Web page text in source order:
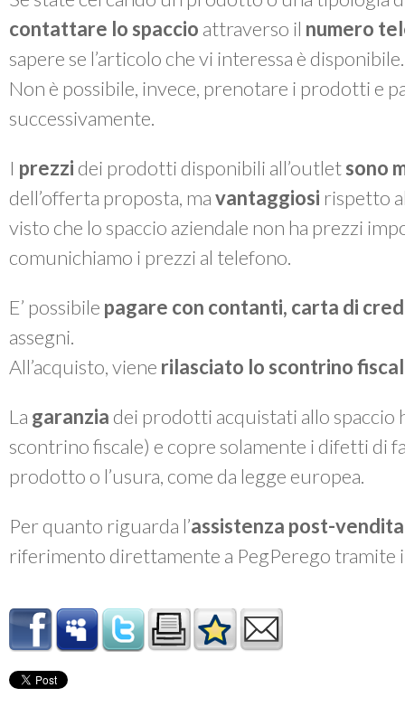
contattare lo spaccio attraverso il numero
sapere se l’articolo che vi interessa è disponibile.
Non è possibile, invece, prenotare i prodotti e
successivamente.
I prezzi dei prodotti disponibili all’outletsono
dell’offerta proposta, mavantaggiosi rispetto
visto che lo spaccio aziendale non ha prezzi
comunichiamo i prezzi al telefono.
E’ possibile pagare con contanti, carta di
assegni.
All’acquisto, viene rilasciato lo scontrino
La garanzia dei prodotti acquistati allo spaccio
scontrino fiscale) e copre solamente i difetti di
prodotto o l’usura, come da legge europea.
Per quanto riguarda l’assistenza post-vendita
riferimento direttamente a PegPerego tramite